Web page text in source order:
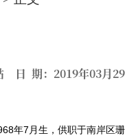
日 期：2019年03月29
年7月生，供职于南岸区珊